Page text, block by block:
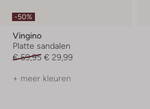
-50%
Vingino
Platte sandalen
€ 59,95 € 29,99
+ meer kleuren